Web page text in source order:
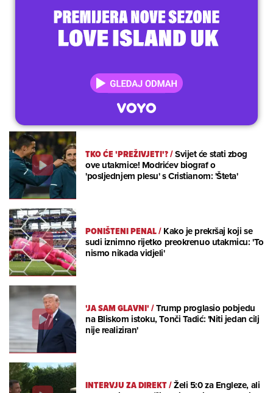
TKO ĆE 'PREŽIVJETI'?/Svijet će stati zbog
ove utakmice! Modrićev biograf o
'posljednjem plesu' s Cristianom: 'Šteta'
PONIŠTENI PENAL/Kako je prekršaj koji se
sudi iznimno rijetko preokrenuo utakmicu: 'To
nismo nikada vidjeli'
'JA SAM GLAVNI'/Trump proglasio pobjedu
na Bliskom istoku, Tonči Tadić: 'Niti jedan cilj
nije realiziran'
INTERVJU ZA DIREKT/Želi 5:0 za Engleze, ali